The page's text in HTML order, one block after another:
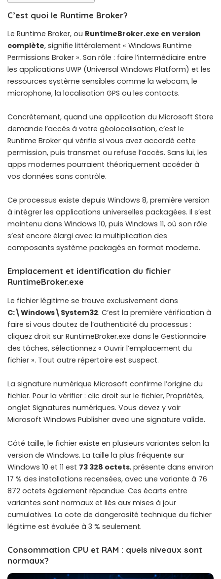
C’est quoi le Runtime Broker?
Le Runtime Broker, ou RuntimeBroker.exe en version
complète, signifie littéralement « Windows Runtime
Permissions Broker ». Son rôle : faire l’intermédiaire entre
les applications UWP (Universal Windows Platform) et les
ressources système sensibles comme la webcam, le
microphone, la localisation GPS ou les contacts.
Concrètement, quand une application du Microsoft Store
demande l’accès à votre géolocalisation, c’est le
Runtime Broker qui vérifie si vous avez accordé cette
permission, puis transmet ou refuse l’accès. Sans lui, les
apps modernes pourraient théoriquement accéder à
vos données sans contrôle.
Ce processus existe depuis Windows 8, première version
à intégrer les applications universelles packagées. Il s’est
maintenu dans Windows 10, puis Windows 11, où son rôle
s’est encore élargi avec la multiplication des
composants système packagés en format moderne.
Emplacement et identification du fichier
RuntimeBroker.exe
Le fichier légitime se trouve exclusivement dans
C:\Windows\System32. C’est la première vérification à
faire si vous doutez de l’authenticité du processus :
cliquez droit sur RuntimeBroker.exe dans le Gestionnaire
des tâches, sélectionnez « Ouvrir l’emplacement du
fichier ». Tout autre répertoire est suspect.
La signature numérique Microsoft confirme l’origine du
fichier. Pour la vérifier : clic droit sur le fichier, Propriétés,
onglet Signatures numériques. Vous devez y voir
Microsoft Windows Publisher avec une signature valide.
Côté taille, le fichier existe en plusieurs variantes selon la
version de Windows. La taille la plus fréquente sur
Windows 10 et 11 est 73 328 octets, présente dans environ
17 % des installations recensées, avec une variante à 76
872 octets également répandue. Ces écarts entre
variantes sont normaux et liés aux mises à jour
cumulatives. La cote de dangerosité technique du fichier
légitime est évaluée à 3 % seulement.
Consommation CPU et RAM : quels niveaux sont
normaux?